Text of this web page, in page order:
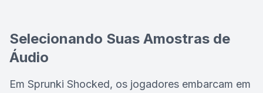
Selecionando Suas Amostras de
Áudio
Em Sprunki Shocked, os jogadores embarcam em